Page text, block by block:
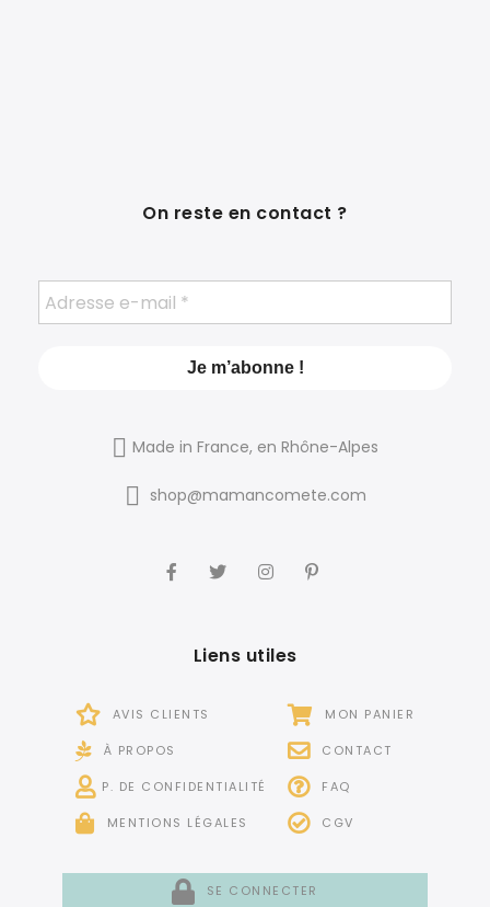
On reste en contact ?
Made in France, en Rhône-Alpes
shop@mamancomete.com
Liens utiles
AVIS CLIENTS
À PROPOS
P. DE CONFIDENTIALITÉ
MENTIONS LÉGALES
MON PANIER
CONTACT
FAQ
CGV
SE CONNECTER